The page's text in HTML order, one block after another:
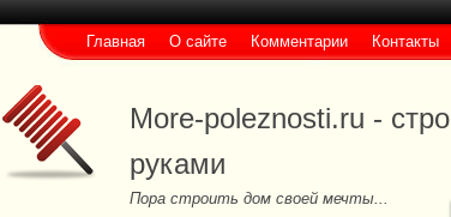
More-poleznosti.ru -
руками
Пора строить дом своей мечты...
Главная О сайте Комментарии Контакты